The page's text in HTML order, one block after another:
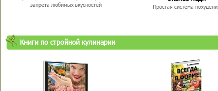
запрета любимых вкусностей
Простая система
Книги по стройной кулинарии